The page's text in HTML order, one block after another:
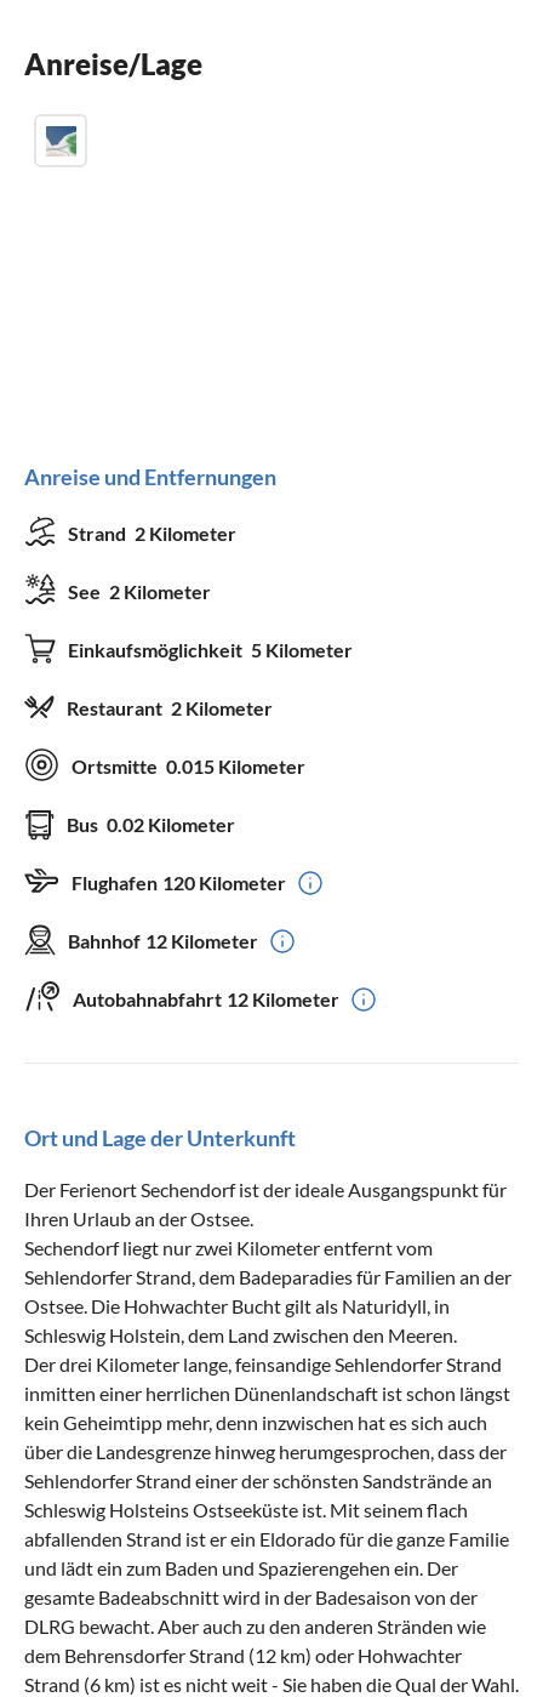
Sauna
Anreise/Lage
Anreise und Entfernungen
Strand 2 Kilometer
See 2 Kilometer
Einkaufsmöglichkeit 5 Kilometer
Restaurant 2 Kilometer
Ortsmitte 0.015 Kilometer
Bus 0.02 Kilometer
Flughafen 120 Kilometer
Bahnhof 12 Kilometer
Autobahnabfahrt 12 Kilometer
Ort und Lage der Unterkunft
Der Ferienort Sechendorf ist der ideale Ausgangspunkt für
Ihren Urlaub an der Ostsee.
Sechendorf liegt nur zwei Kilometer entfernt vom
Sehlendorfer Strand, dem Badeparadies für Familien an der
Ostsee. Die Hohwachter Bucht gilt als Naturidyll, in
Schleswig Holstein, dem Land zwischen den Meeren.
Der drei Kilometer lange, feinsandige Sehlendorfer Strand
inmitten einer herrlichen Dünenlandschaft ist schon längst
kein Geheimtipp mehr, denn inzwischen hat es sich auch
über die Landesgrenze hinweg herumgesprochen, dass der
Sehlendorfer Strand einer der schönsten Sandstrände an
Schleswig Holsteins Ostseeküste ist. Mit seinem flach
abfallenden Strand ist er ein Eldorado für die ganze Familie
und lädt ein zum Baden und Spazierengehen ein. Der
gesamte Badeabschnitt wird in der Badesaison von der
DLRG bewacht. Aber auch zu den anderen Stränden wie
dem Behrensdorfer Strand (12 km) oder Hohwachter
Strand (6 km) ist es nicht weit - Sie haben die Qual der Wahl.